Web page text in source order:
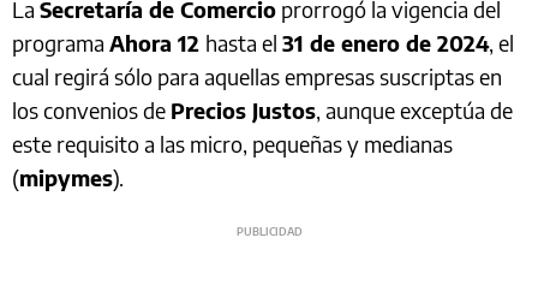
La Secretaría de Comercio prorrogó la vigencia del
programa Ahora 12 hasta el 31 de enero de 2024, el
cual regirá sólo para aquellas empresas suscriptas en
los convenios de Precios Justos, aunque exceptúa de
este requisito a las micro, pequeñas y medianas
(mipymes).